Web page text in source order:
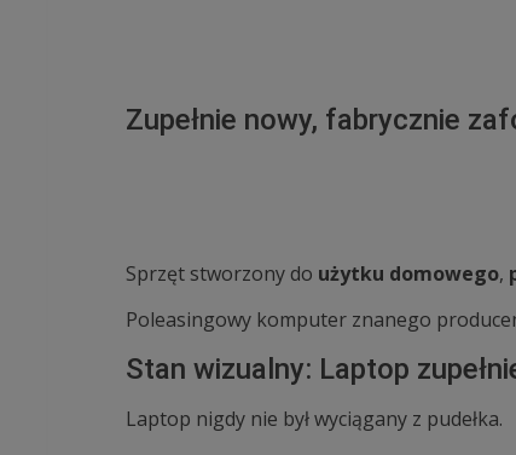
Zupełnie nowy, fabrycznie
Sprzęt stworzony do użytku domowego,
Poleasingowy komputer znanego
Stan wizualny: Laptop
Laptop nigdy nie był wyciągany z pudełka.